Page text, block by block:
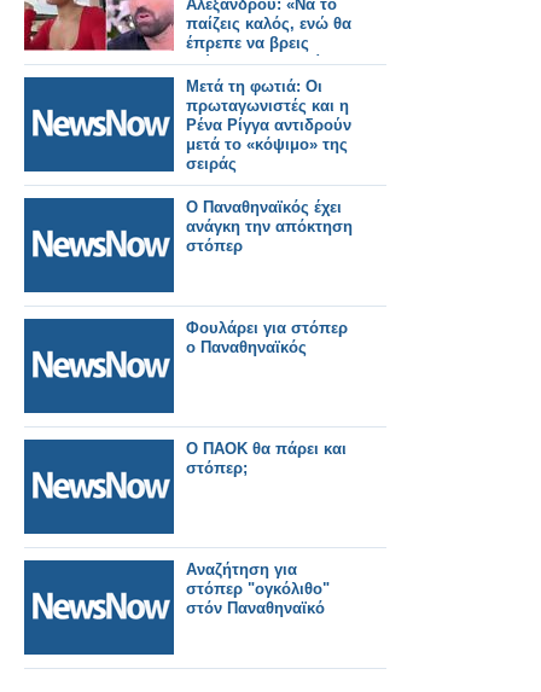
Αλεξάνδρου: «Να το
παίζεις καλός, ενώ θα
έπρεπε να βρεις
τρύπα να κρυφτείς
μετά τις πράξεις σου»
Μετά τη φωτιά: Οι
πρωταγωνιστές και η
Ρένα Ρίγγα αντιδρούν
μετά το «κόψιμο» της
σειράς
Ο Παναθηναϊκός έχει
ανάγκη την απόκτηση
στόπερ
Φουλάρει για στόπερ
ο Παναθηναϊκός
Ο ΠΑΟΚ θα πάρει και
στόπερ;
Αναζήτηση για
στόπερ "ογκόλιθο"
στόν Παναθηναϊκό